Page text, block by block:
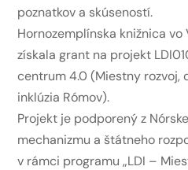
poznatkov a skúseností.
Hornozemplínska knižnica
získala grant na projekt
centrum 4.0 (Miestny rozvoj,
inklúzia Rómov).
Projekt je podporený z
mechanizmu a štátneho
v rámci programu „LDI –